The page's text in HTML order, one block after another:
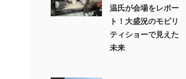
温氏が会場をレポー
ト！大盛況のモビリ
ティショーで見えた
未来